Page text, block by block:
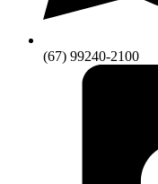
(67) 99240-2100